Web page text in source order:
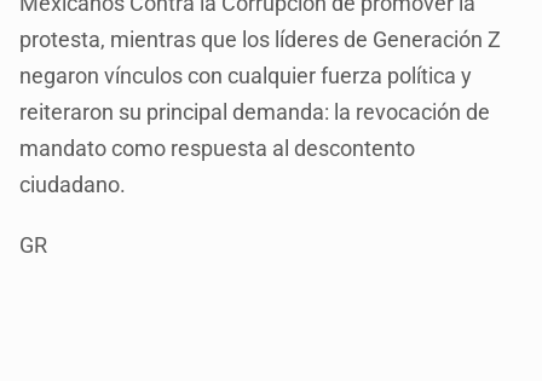
protesta, mientras que los líderes de Generación Z
negaron vínculos con cualquier fuerza política y
reiteraron su principal demanda: la revocación de
mandato como respuesta al descontento
ciudadano.
GR